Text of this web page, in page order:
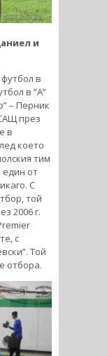
и
в
в “А”
– Перник
през
в
което
тим
един от
С
той
2006 г.
с
Той
отбора.